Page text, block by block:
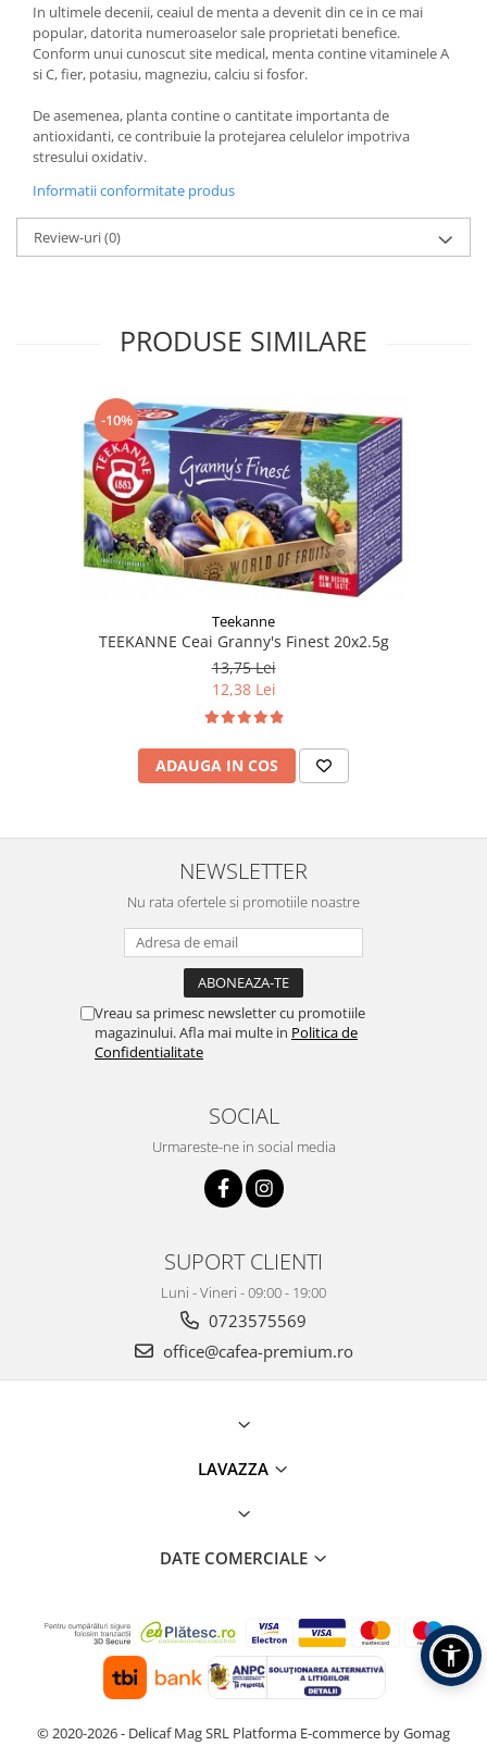
In ultimele decenii, ceaiul de menta a devenit din ce in ce mai
popular, datorita numeroaselor sale proprietati benefice.
Conform unui cunoscut site medical, menta contine vitaminele A
si C, fier, potasiu, magneziu, calciu si fosfor.
De asemenea, planta contine o cantitate importanta de
antioxidanti, ce contribuie la protejarea celulelor impotriva
stresului oxidativ.
Informatii conformitate produs
Review-uri(0)
PRODUSE SIMILARE
-10%
Teekanne
TEEKANNE Ceai Granny's Finest 20x2.5g
13,75 Lei
12,38 Lei
ADAUGA IN COS
NEWSLETTER
Nu rata ofertele si promotiile noastre
Vreau sa primesc newsletter cu promotiile
magazinului. Afla mai multe in Politica de
Confidentialitate
SOCIAL
Urmareste-ne in social media
SUPORT CLIENTI
Luni - Vineri - 09:00 - 19:00
0723575569
office@cafea-premium.ro
LAVAZZA
DATE COMERCIALE
© 2020-2026 - Delicaf Mag SRL Platforma E-commerce by Gomag